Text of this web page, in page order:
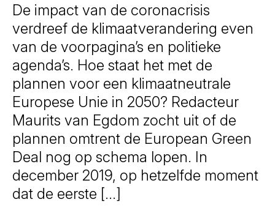
De impact van de coronacrisis
verdreef de klimaatverandering even
van de voorpagina’s en politieke
agenda’s. Hoe staat het met de
plannen voor een klimaatneutrale
Europese Unie in 2050? Redacteur
Maurits van Egdom zocht uit of de
plannen omtrent de European Green
Deal nog op schema lopen. In
december 2019, op hetzelfde moment
dat de eerste […]